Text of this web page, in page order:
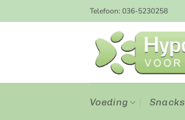
naar
Telefoon: 036-5230258
Voeding Snacks